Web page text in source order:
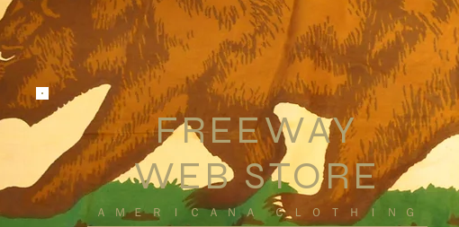
FREEWAY
WEB STORE
​ＡＭＥＲＩＣＡＮＡ ＣＬＯＴＨＩＮＧ